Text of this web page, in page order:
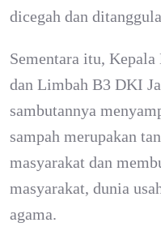
dicegah dan
Sementara itu, Kepala
dan Limbah B3 DKI
sambutannya
sampah merupakan
masyarakat dan
masyarakat, dunia
agama.